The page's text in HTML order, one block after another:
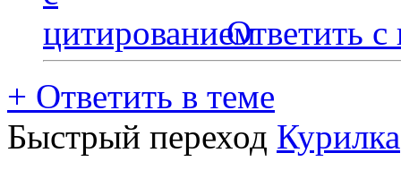
Ответить с
+ Ответить в теме
Быстрый переход Курилка